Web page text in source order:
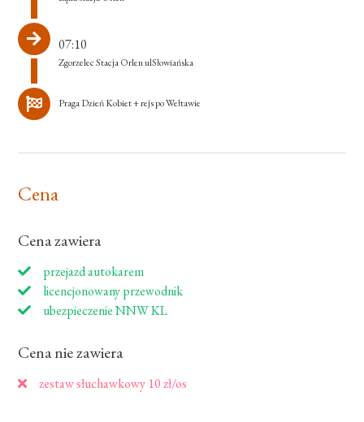
07:10
Zgorzelec Stacja Orlen ulSłowiańska
Praga Dzień Kobiet + rejs po Wełtawie
Cena
Cena zawiera
przejazd autokarem
licencjonowany przewodnik
ubezpieczenie NNW KL
Cena nie zawiera
zestaw słuchawkowy 10 zł/os